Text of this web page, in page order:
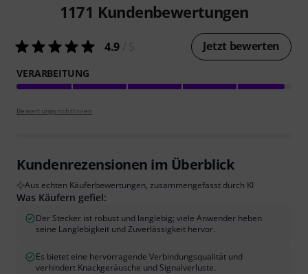
1171 Kundenbewertungen
4.9 Jetzt bewerten
VERARBEITUNG
Bewertungsrichtlinien
Kundenrezensionen im Überblick
Aus echten Käuferbewertungen, zusammengefasst durch KI
Was Käufern gefiel:
Der Stecker ist robust und langlebig; viele Anwender heben
seine Langlebigkeit und Zuverlässigkeit hervor.
Es bietet eine hervorragende Verbindungsqualität und
verhindert Knackgeräusche und Signalverluste.